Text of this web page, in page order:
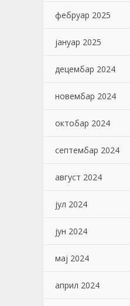
фебруар 2025
јануар 2025
децембар 2024
новембар 2024
октобар 2024
септембар 2024
август 2024
јул 2024
јун 2024
мај 2024
април 2024